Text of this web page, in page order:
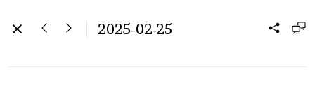
2025-02-25